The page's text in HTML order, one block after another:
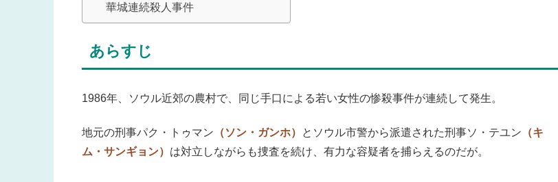
華城連続殺人事件
あらすじ
1986年、ソウル近郊の農村で、同じ手口による若い女性の惨殺事件が連続して発生。
地元の刑事パク・トゥマン （ソン・ガンホ） とソウル市警から派遣された刑事ソ・テユン （キ
ム・サンギョン） は対立しながらも捜査を続け、有力な容疑者を捕らえるのだが。